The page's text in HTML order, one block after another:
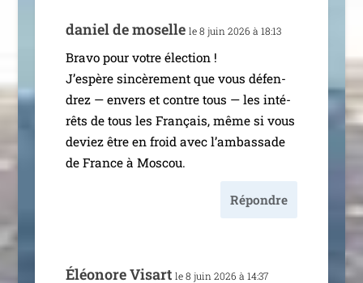
daniel de moselle le 8 juin 2026 à 18:13
Bravo pour votre élec­tion !
J’espère sin­cè­re­ment que vous défen­
drez — envers et contre tous — les inté­
rêts de tous les Français, même si vous
deviez être en froid avec l’am­bas­sade
de France à Moscou.
Répondre
Éléonore Visart le 8 juin 2026 à 14:37